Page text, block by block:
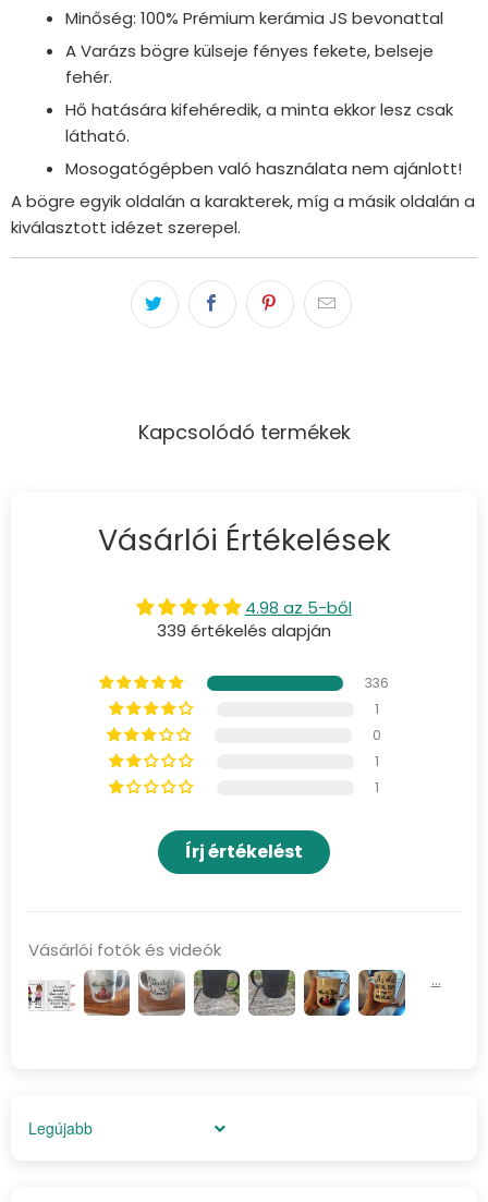
Minőség: 100% Prémium kerámia JS bevonattal
A Varázs bögre külseje fényes fekete, belseje
fehér.
Hő hatására kifehéredik, a minta ekkor lesz csak
látható.
Mosogatógépben való használata nem ajánlott!
A bögre egyik oldalán a karakterek, míg a másik oldalán a
kiválasztott idézet szerepel.
Kapcsolódó termékek
Vásárlói Értékelések
4.98 az 5-ből
339 értékelés alapján
336
1
0
1
1
Írj értékelést
Vásárlói fotók és videók
Sort by